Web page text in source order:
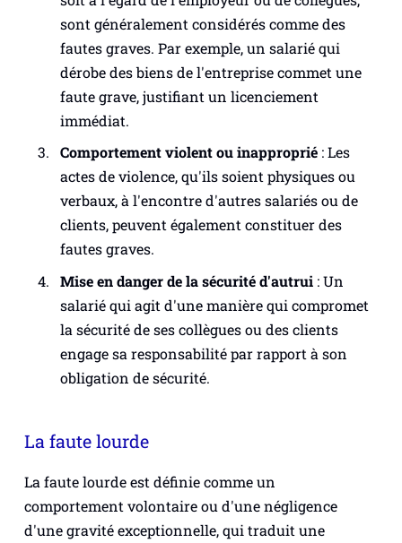
sont généralement considérés comme des
fautes graves. Par exemple, un salarié qui
dérobe des biens de l'entreprise commet une
faute grave, justifiant un licenciement
immédiat.
Comportement violent ou inapproprié : Les
actes de violence, qu'ils soient physiques ou
verbaux, à l'encontre d'autres salariés ou de
clients, peuvent également constituer des
fautes graves.
Mise en danger de la sécurité d'autrui : Un
salarié qui agit d'une manière qui compromet
la sécurité de ses collègues ou des clients
engage sa responsabilité par rapport à son
obligation de sécurité.
La faute lourde
La faute lourde est définie comme un
comportement volontaire ou d'une négligence
d'une gravité exceptionnelle, qui traduit une